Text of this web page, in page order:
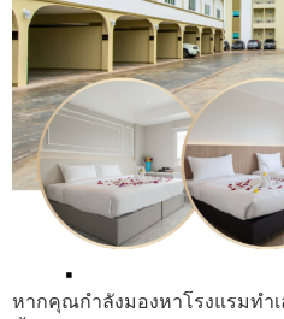
หากคุณกำลังมองหาโรงแรมทำ